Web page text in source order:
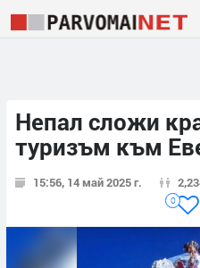
Непал сложи
туризъм към
15:56, 14 май 2025 г.
0